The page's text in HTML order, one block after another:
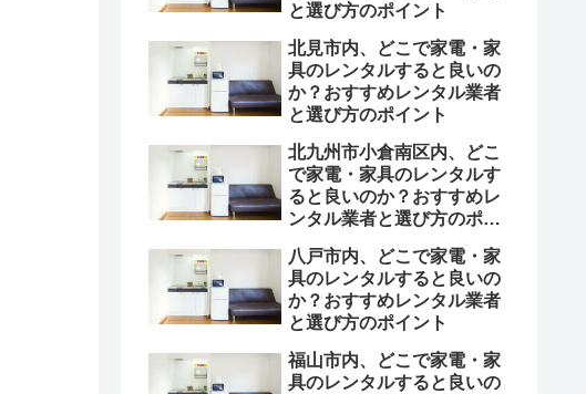
と選び方のポイント
北見市内、どこで家電・家
具のレンタルすると良いの
か？おすすめレンタル業者
と選び方のポイント
北九州市小倉南区内、どこ
で家電・家具のレンタルす
ると良いのか？おすすめレ
ンタル業者と選び方のポイ
八戸市内、どこで家電・家
具のレンタルすると良いの
か？おすすめレンタル業者
と選び方のポイント
福山市内、どこで家電・家
具のレンタルすると良いの